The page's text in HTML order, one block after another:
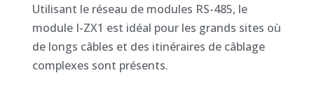
Utilisant le réseau de modules RS-485, le
module I-ZX1 est idéal pour les grands sites où
de longs câbles et des itinéraires de câblage
complexes sont présents.